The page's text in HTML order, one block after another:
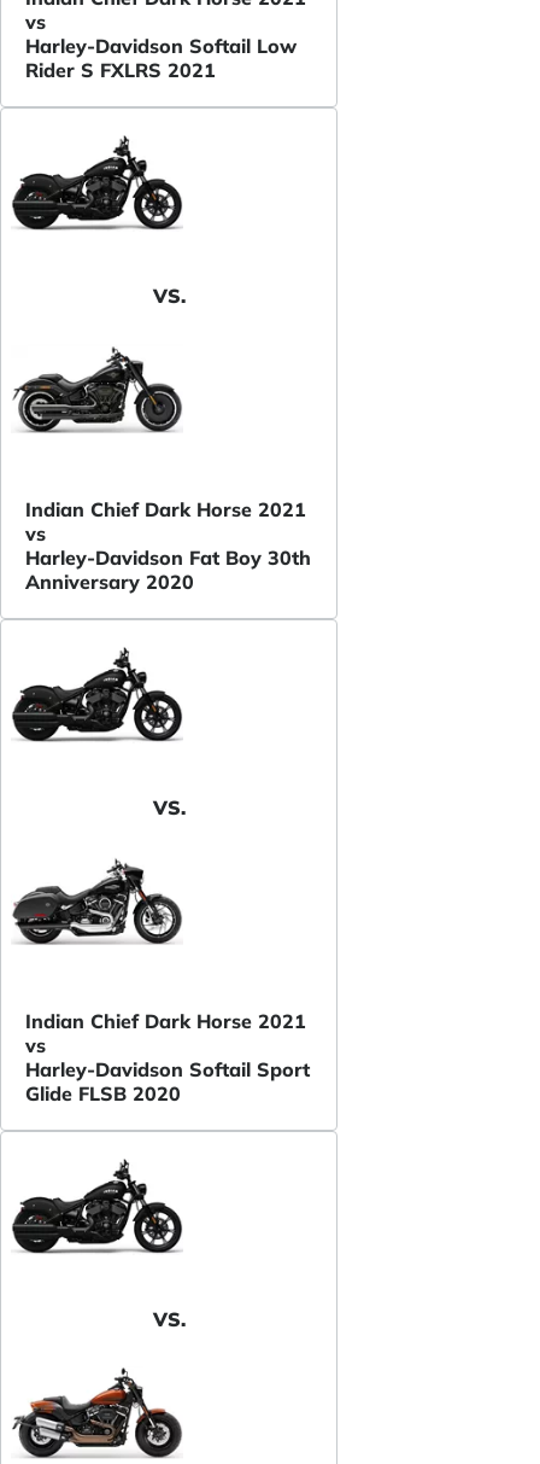
vs
Harley-Davidson Softail Low
Rider S FXLRS 2021
VS.
Indian Chief Dark Horse 2021
vs
Harley-Davidson Fat Boy 30th
Anniversary 2020
VS.
Indian Chief Dark Horse 2021
vs
Harley-Davidson Softail Sport
Glide FLSB 2020
VS.